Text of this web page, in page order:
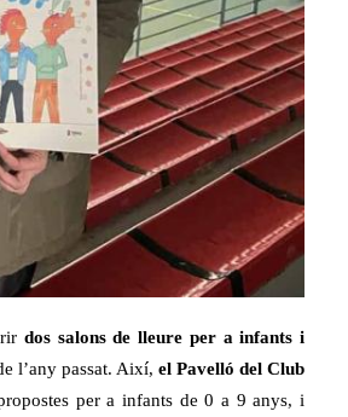
dos salons de lleure per a infants i
l’any passat. Així, el Pavelló del Club
per a infants de 0 a 9 anys, i